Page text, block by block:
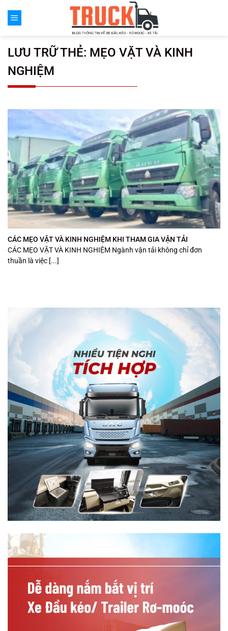
đến
LƯU TRỮ THẺ: MẸO VẶT VÀ KINH
NGHIỆM
CÁC MẸO VẶT VÀ KINH NGHIỆM KHI THAM GIA VẬN TẢI
CÁC MẸO VẶT VÀ KINH NGHIỆM Ngành vận tải không chỉ đơn
thuần là việc [...]